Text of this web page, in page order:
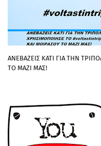
ΑΝΕΒΑΖΕΙΣ ΚΑΤΙ ΓΙΑ ΤΗΝ
ΤΟ ΜΑΖΙ ΜΑΣ!